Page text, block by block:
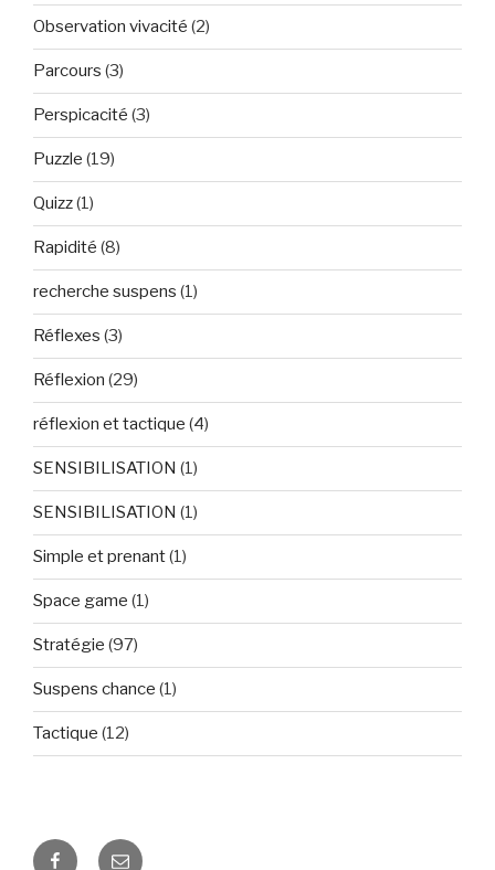
Observation vivacité (2)
Parcours (3)
Perspicacité (3)
Puzzle (19)
Quizz(1)
Rapidité (8)
recherche suspens (1)
Réflexes (3)
Réflexion (29)
réflexion et tactique (4)
SENSIBILISATION (1)
SENSIBILISATION (1)
Simple et prenant(1)
Space game (1)
Stratégie (97)
Suspens chance (1)
Tactique (12)
Facebook
E-